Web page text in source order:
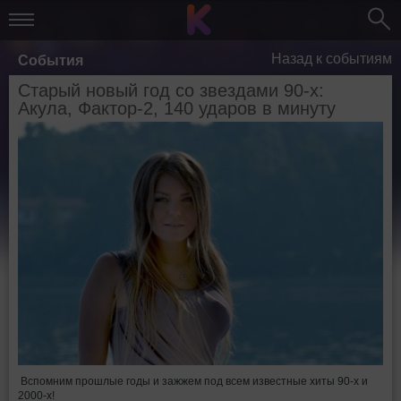
События Назад к событиям
Старый новый год со звездами 90-х:
Акула, Фактор-2, 140 ударов в минуту
Вспомним прошлые годы и зажжем под всем известные хиты 90-х и
2000-х!